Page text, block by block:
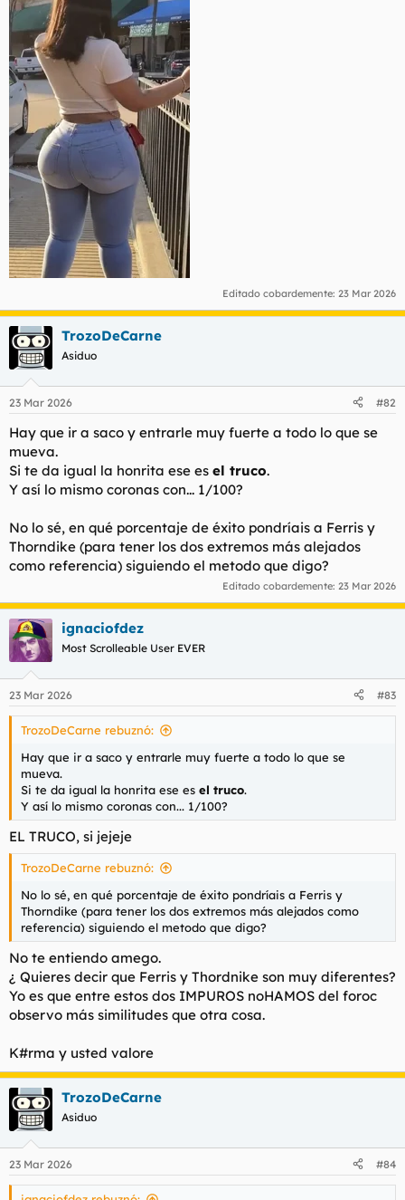
Editado cobardemente: 23 Mar 2026
TrozoDeCarne
Asiduo
23 Mar 2026 #82
Hay que ir a saco y entrarle muy fuerte a todo lo que se
mueva.
Si te da igual la honrita ese es el truco.
Y así lo mismo coronas con... 1/100?
No lo sé, en qué porcentaje de éxito pondríais a Ferris y
Thorndike (para tener los dos extremos más alejados
como referencia) siguiendo el metodo que digo?
Editado cobardemente: 23 Mar 2026
ignaciofdez
Most Scrolleable User EVER
23 Mar 2026 #83
TrozoDeCarne rebuznó:
Hay que ir a saco y entrarle muy fuerte a todo lo que se
mueva.
Si te da igual la honrita ese es el truco.
Y así lo mismo coronas con... 1/100?
EL TRUCO, si jejeje
TrozoDeCarne rebuznó:
No lo sé, en qué porcentaje de éxito pondríais a Ferris y
Thorndike (para tener los dos extremos más alejados como
referencia) siguiendo el metodo que digo?
No te entiendo amego.
¿ Quieres decir que Ferris y Thordnike son muy diferentes?
Yo es que entre estos dos IMPUROS noHAMOS del foroc
observo más similitudes que otra cosa.
K#rma y usted valore
TrozoDeCarne
Asiduo
23 Mar 2026 #84